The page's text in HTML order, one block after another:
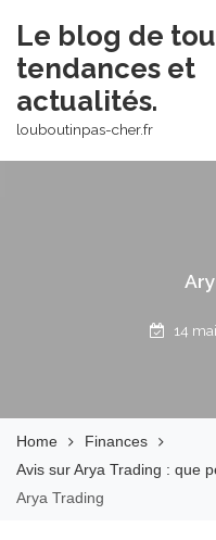
content
Le blog de
tendances et
actualités.
louboutinpas-cher.fr
14
Home
Finances
Avis sur Arya Trading : que
Arya Trading